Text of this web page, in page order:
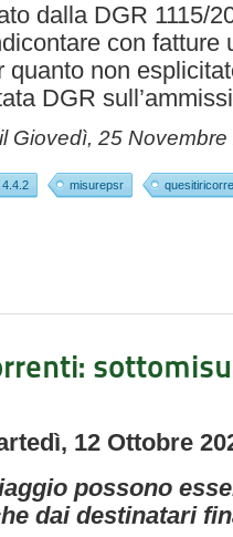
dalla DGR 1115/
con fatture
quanto non
DGR
Giovedì, 25 Novembre
misurepsr
12 Ottobre
possono
dai destinatari